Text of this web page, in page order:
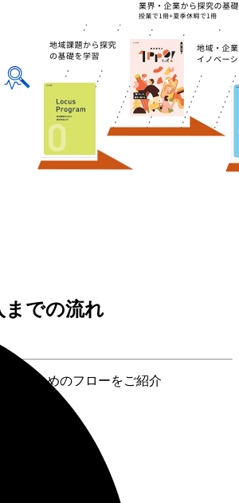
までの流れ
するためのフローをご紹介